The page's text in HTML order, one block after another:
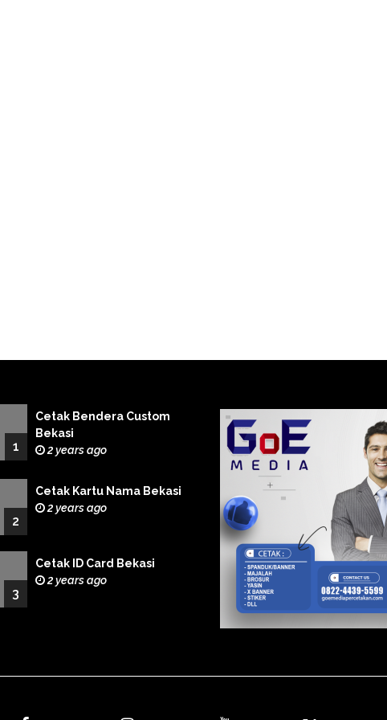
1
Cetak Bendera Custom
Bekasi
2 years ago
2
Cetak Kartu Nama Bekasi
2 years ago
3
Cetak ID Card Bekasi
2 years ago